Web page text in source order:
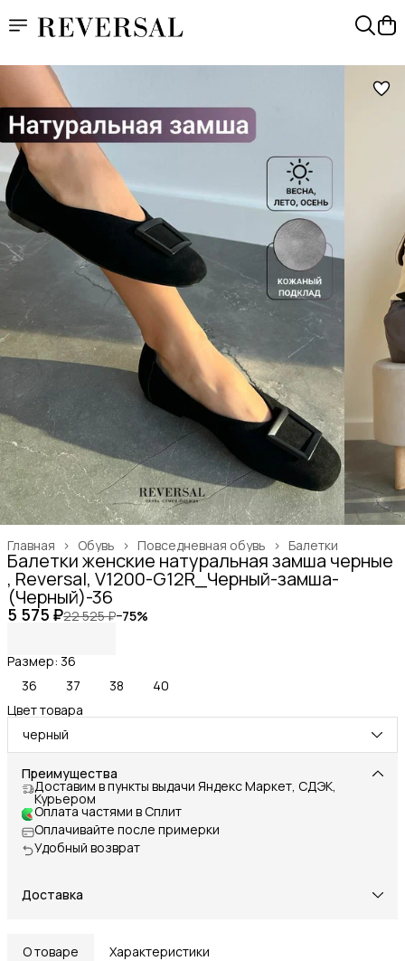
Балетки
Повседневная обувь ›
Обувь ›
Главная ›
Балетки женские натуральная замша черные
, Reversal, V1200-G12R_Черный-замша-
(Черный)-36
5 575 ₽22 525 ₽−75%
Размер: 36
36
37 38
40
Цвет товара
черный
Преимущества
Доставим в пункты выдачи Яндекс Маркет, СДЭК,
Курьером
Оплата частями в Сплит
Оплачивайте после примерки
Удобный возврат
Доставка
О товаре Характеристики